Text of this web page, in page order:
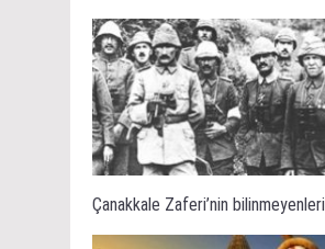
Çanakkale Zaferi’nin bilinmeyenleri